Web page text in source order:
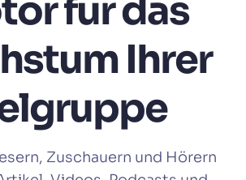
den Käufern helfen, Produkte
finden und den Umsatz zu
mit unserem Traffic und unserem
mitwachsen?
für das
Ihrer
Zuschauern und Hörern